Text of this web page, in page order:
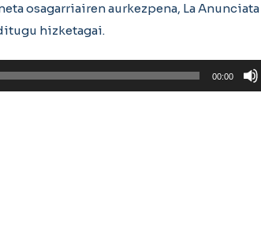
osagarriairen aurkezpena, La Anunciata
hizketagai.
00:00